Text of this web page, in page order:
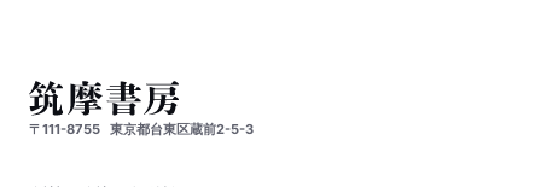
〒111-8755 東京都台東区蔵前2-5-3